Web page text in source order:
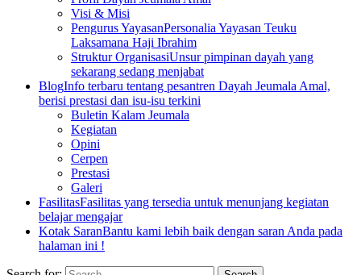
Visi & Misi
Pengurus YayasanPersonalia Yayasan Teuku
Laksamana Haji Ibrahim
Struktur OrganisasiUnsur pimpinan dayah yang
sekarang sedang menjabat
BlogInfo terbaru tentang pesantren Dayah Jeumala Amal,
berisi prestasi dan isu-isu terkini
Buletin Kalam Jeumala
Kegiatan
Opini
Cerpen
Prestasi
Galeri
FasilitasFasilitas yang tersedia untuk menunjang kegiatan
belajar mengajar
Kotak SaranBantu kami lebih baik dengan saran Anda pada
halaman ini !